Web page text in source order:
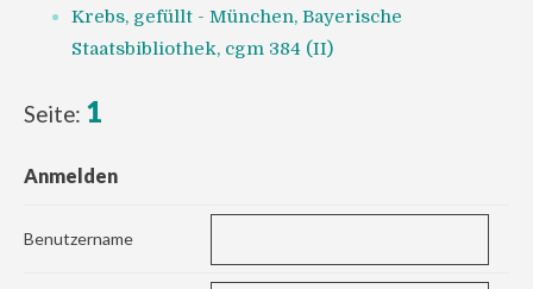
Krebs, gefüllt - München, Bayerische
Staatsbibliothek, cgm 384 (II)
Seite: 1
Anmelden
Benutzername